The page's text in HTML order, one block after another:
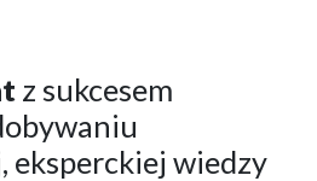
z sukcesem
eksperckiej wiedzy